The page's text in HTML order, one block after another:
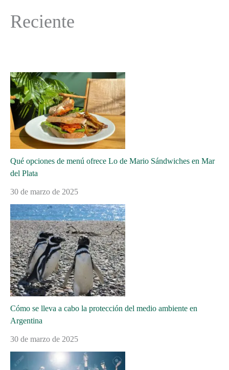
Reciente
Qué opciones de menú ofrece Lo de Mario Sándwiches en Mar
del Plata
30 de marzo de 2025
Cómo se lleva a cabo la protección del medio ambiente en
Argentina
30 de marzo de 2025